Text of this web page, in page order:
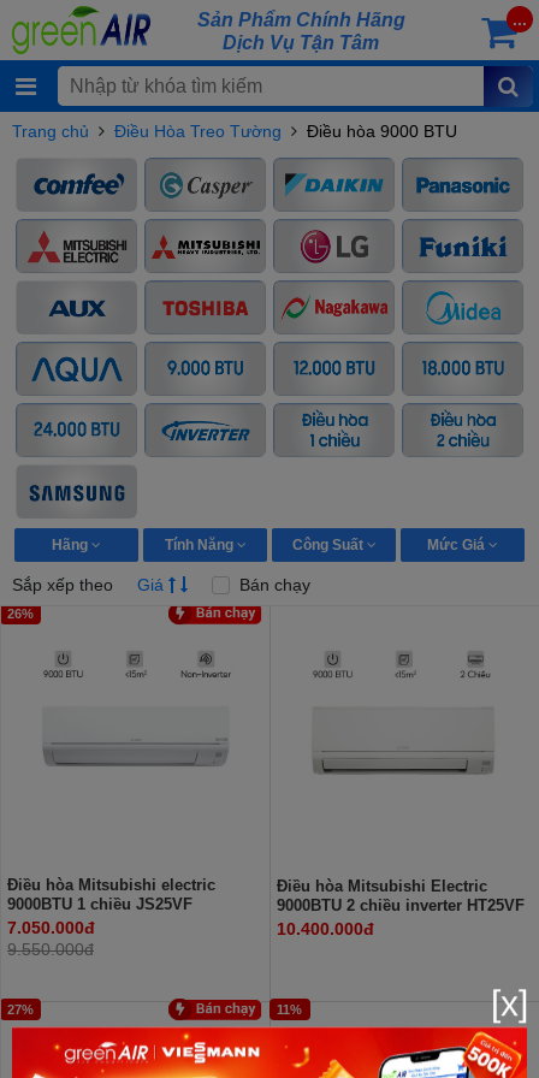
Sản Phẩm Chính Hãng
Dịch Vụ Tận Tâm
...
Trang chủ Điều Hòa Treo Tường Điều hòa 9000 BTU
Hãng Tính Năng Công Suất Mức Giá
Sắp xếp theo Giá Bán chạy
26%
Điều hòa Mitsubishi electric
9000BTU 1 chiều JS25VF
7.050.000đ
9.550.000đ
Điều hòa Mitsubishi Electric
9000BTU 2 chiều inverter HT25VF
10.400.000đ
27% 11% [x]